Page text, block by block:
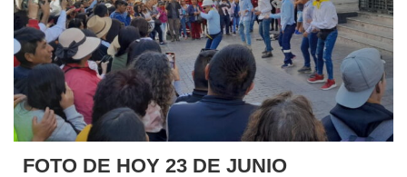
FOTO DE HOY 23 DE JUNIO